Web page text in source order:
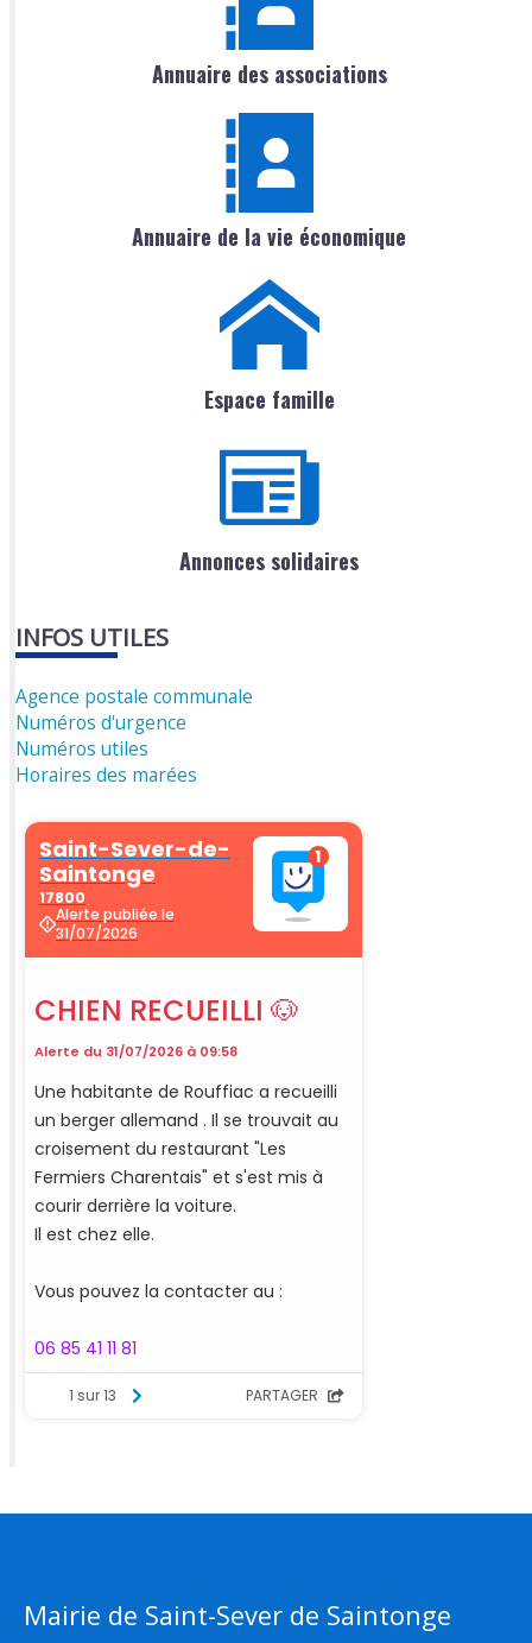
Annuaire des associations
Annuaire de la vie économique
Espace famille
Annonces solidaires
INFOS UTILES
Agence postale communale
Numéros d'urgence
Numéros utiles
Horaires des marées
Mairie de Saint-Sever de Saintonge